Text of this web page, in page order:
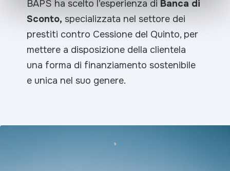
BAPS ha scelto l’esperienza di Banca di
Sconto, specializzata nel settore dei
prestiti contro Cessione del Quinto, per
mettere a disposizione della clientela
una forma di finanziamento sostenibile
e unica nel suo genere.